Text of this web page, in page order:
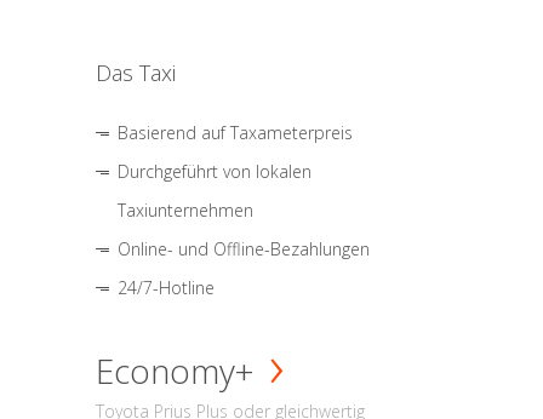
Das Taxi
Basierend auf Taxameterpreis
Durchgeführt von lokalen
Taxiunternehmen
Online- und Offline-Bezahlungen
24/7-Hotline
Economy+
Toyota Prius Plus oder gleichwertig